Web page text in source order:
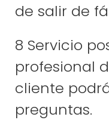
de salir de
8 Servicio
profesional
cliente
preguntas.